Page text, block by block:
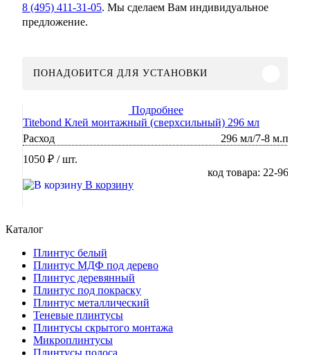
8 (495) 411-31-05. Мы сделаем Вам индивидуальное
предложение.
ПОНАДОБИТСЯ ДЛЯ УСТАНОВКИ
Подробнее
Titebond Клей монтажный (сверхсильный) 296 мл
Расход
296 мл/7-8 м.п
1050 ₽ / шт.
код товара: 22-96
В корзину
Каталог
Плинтус белый
Плинтус МДФ под дерево
Плинтус деревянный
Плинтус под покраску
Плинтус металлический
Теневые плинтусы
Плинтусы скрытого монтажа
Микроплинтусы
Плинтусы полоса